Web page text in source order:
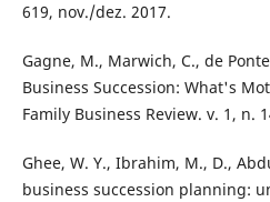
619, nov./dez. 2017.
Gagne, M., Marwich, C., de
Business Succession: What's
Family Business Review. v. 1, n.
Ghee, W. Y., Ibrahim, M., D.,
business succession planning: